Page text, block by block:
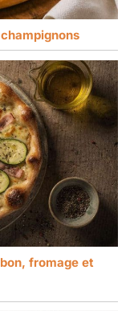
fromage et